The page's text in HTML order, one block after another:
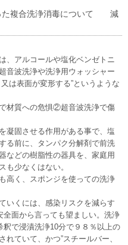
合型の法人向けIP電話アプリ
会社（名古屋市）：電気業界へ
版】なら、電気工事士として働
ができます。
テン・じゅうたん王国（東京都
い選び方をカーテンマイスター
・ワークス（東京都港区）：子
広告なら鮮度の高い会員情報を
ませんか？
ミラセント）は、止まると困る
データが少ない現場でもOK。中
ます。
クロスアイティ株式会社（東京
ル録画するクラウド型ツール
（東京都港
果があるのかを解説。成果を高
品もご提案します。
た複合洗浄消毒について 減
、アルコールや塩化ベンゼトニ
音波洗浄や洗浄用ウォッシャー
は表面が変形する”というような
材質への危惧②超音波洗浄で傷
凝固させる作用がある事で、塩
る前に、タンパク分解剤で前洗
などの樹脂性の器具を、家庭用
も少なくはない。
高く、スポンジを使っての洗浄
いくには、感染リスクを減らす
全面から言っても望ましい。洗浄
釈で浸漬洗浄10分で９８％以上の
ていて、かつ”スチールバー、